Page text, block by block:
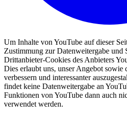
Um Inhalte von YouTube auf dieser
Zustimmung zur Datenweitergabe und
Drittanbieter-Cookies des Anbieters
Dies erlaubt uns, unser Angebot sowie
verbessern und interessanter
findet keine Datenweitergabe an
Funktionen von YouTube dann auch
verwendet werden.